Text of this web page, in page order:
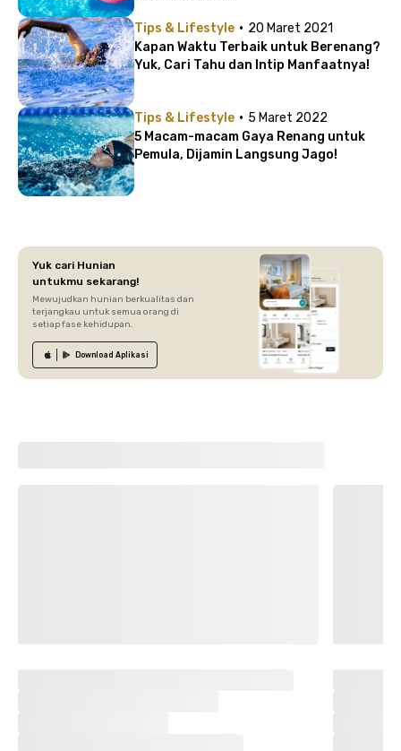
Tips & Lifestyle · 20 Maret 2021
Kapan Waktu Terbaik untuk Berenang?
Yuk, Cari Tahu dan Intip Manfaatnya!
Tips & Lifestyle · 5 Maret 2022
5 Macam-macam Gaya Renang untuk
Pemula, Dijamin Langsung Jago!
Yuk cari Hunian
untukmu sekarang!
Mewujudkan hunian berkualitas dan
terjangkau untuk semua orang di
setiap fase kehidupan.
Download Aplikasi